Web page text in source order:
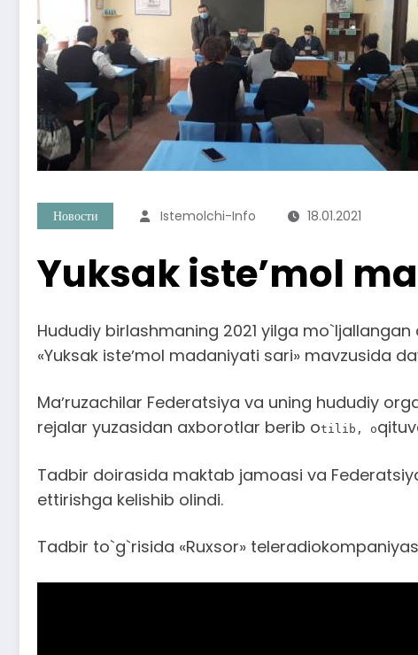
Новости Istemolchi-Info 18.01.2021
Yuksak iste’mol
Hududiy birlashmaning 2021 yilga
«Yuksak isteʼmol madaniyati sari» mavzusida
Maʼruzachilar Federatsiya va uning hududiy
rejalar yuzasidan axborotlar berib otilib, o
Tadbir doirasida maktab jamoasi va
ettirishga kelishib olindi.
Tadbir to`g`risida «Ruxsor»